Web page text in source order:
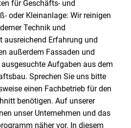
für Geschäfts- und
oder Kleinanlage: Wir reinigen
Technik und
ausreichend Erfahrung und
außerdem Fassaden und
Aufgaben aus dem
Sprechen Sie uns bitte
einen Fachbetrieb für den
benötigen. Auf unserer
unser Unternehmen und das
näher vor. In diesem